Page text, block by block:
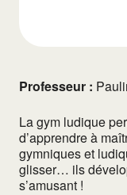
Professeur :
La gym ludique
d’apprendre à
gymniques et
glisser… ils
s’amusant !